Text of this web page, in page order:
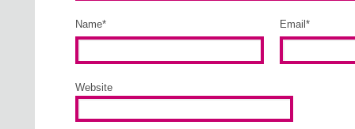
Name* Email *
Website